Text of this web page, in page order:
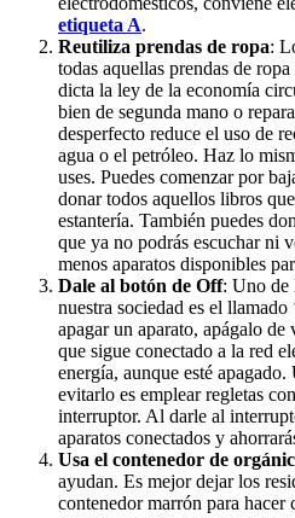
etiqueta A.
Reutiliza prendas de ropa:
todas aquellas prendas de
dicta la ley de la economía
bien de segunda mano o
desperfecto reduce el uso de
agua o el petróleo. Haz lo
uses. Puedes comenzar por
donar todos aquellos libros
estantería. También puedes
que ya no podrás escuchar ni
menos aparatos disponibles
Dale al botón de Off: Uno de
nuestra sociedad es el llamado
apagar un aparato, apágalo
que sigue conectado a la red
energía, aunque esté
evitarlo es emplear regletas
interruptor. Al darle al
aparatos conectados y
Usa el contenedor de
ayudan. Es mejor dejar los
contenedor marrón para hacer